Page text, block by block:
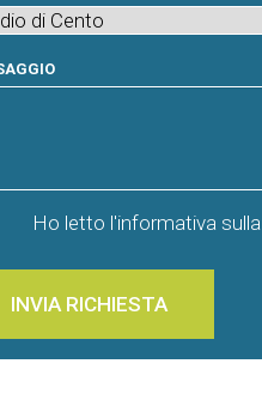
Ho letto l'informativa sulla
INVIA RICHIESTA